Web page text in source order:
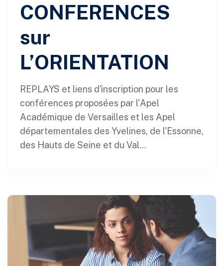
CONFERENCES
sur
L’ORIENTATION
REPLAYS et liens d'inscription pour les
conférences proposées par l'Apel
Académique de Versailles et les Apel
départementales des Yvelines, de l'Essonne,
des Hauts de Seine et du Val...